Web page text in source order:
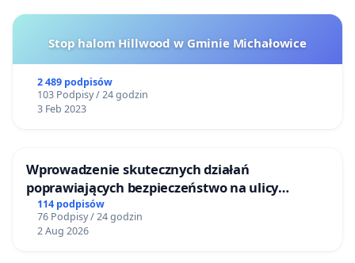
Stop halom Hillwood w Gminie Michałowice
2 489 podpisów
103 Podpisy / 24 godzin
3 Feb 2023
Wprowadzenie skutecznych działań
poprawiających bezpieczeństwo na ulicy
Żeromskiego w Otwocku
114 podpisów
76 Podpisy / 24 godzin
2 Aug 2026